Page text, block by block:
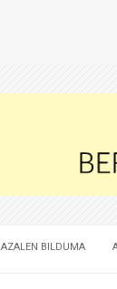
AZALEN BILDUMA